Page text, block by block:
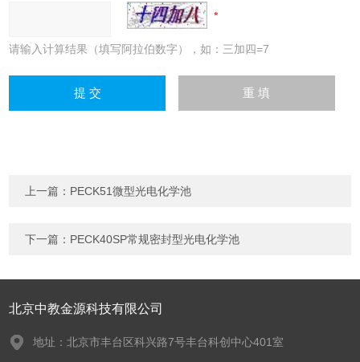
请输入计算结果（填写阿拉伯数字），如：三加四=7
上一篇： PECK51微型光电化学池
下一篇： PECK40SP常规密封型光电化学池
北京中教金源科技有限公司
地址：北京市丰台区科兴路7号丰台科创中心401室